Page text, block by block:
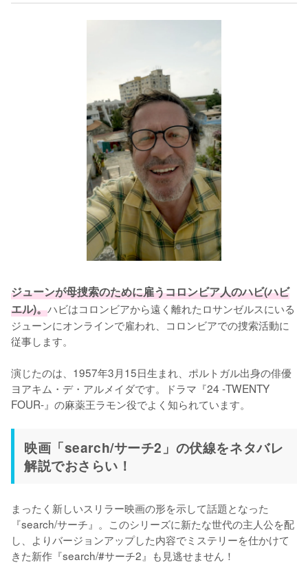
ジューンが母捜索のために雇うコロンビア人のハビ(ハビ
エル)。ハビはコロンビアから遠く離れたロサンゼルスにいる
ジューンにオンラインで雇われ、コロンビアでの捜索活動に
従事します。
演じたのは、1957年3月15日生まれ、ポルトガル出身の俳優
ヨアキム・デ・アルメイダです。ドラマ『24 -TWENTY
FOUR-』の麻薬王ラモン役でよく知られています。
映画「search/サーチ2」の伏線をネタバレ
解説でおさらい！
まったく新しいスリラー映画の形を示して話題となった
『search/サーチ』。このシリーズに新たな世代の主人公を配
し、よりバージョンアップした内容でミステリーを仕かけて
きた新作『search/#サーチ2』も見逃せません！